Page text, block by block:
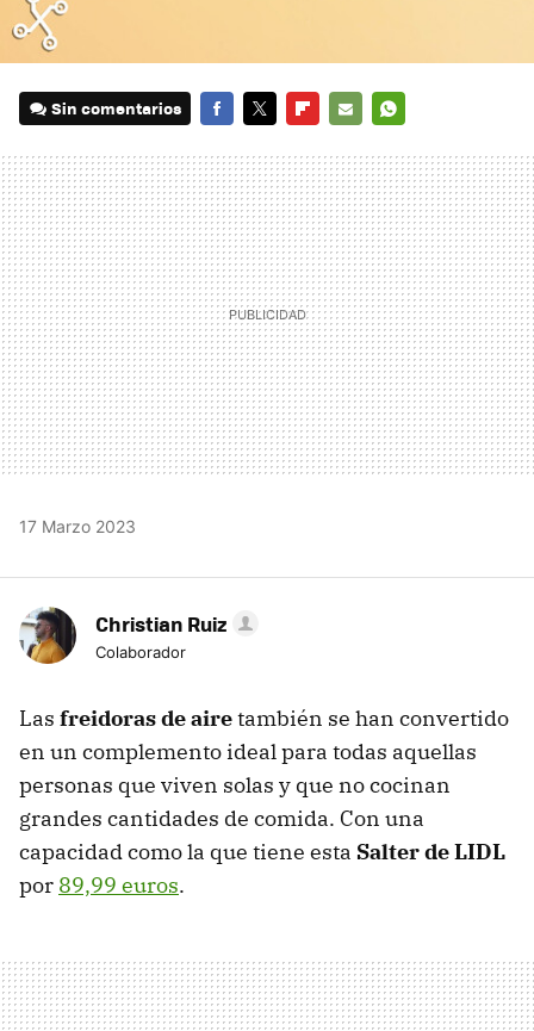
Sin comentarios
MAIL
17 Marzo 2023
Christian Ruiz
Colaborador
Las freidoras de airetambién se han convertido
en un complemento ideal para todas aquellas
personas que viven solas y que no cocinan
grandes cantidades de comida. Con una
capacidad como la que tiene esta Salter de LIDL
por 89,99 euros.